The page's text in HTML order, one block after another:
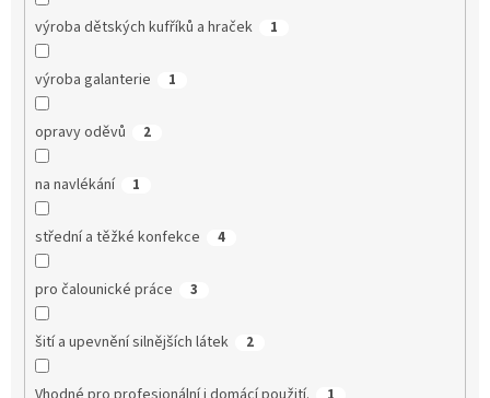
výroba dětských kufříků a hraček 1
výroba galanterie 1
opravy oděvů 2
na navlékání 1
střední a těžké konfekce 4
pro čalounické práce 3
šití a upevnění silnějších látek 2